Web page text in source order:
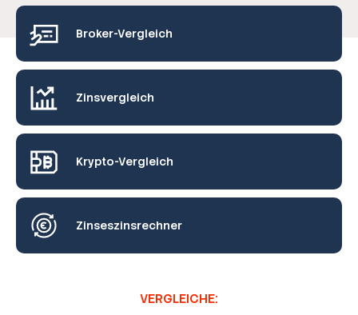
Broker-Vergleich
Zinsvergleich
Krypto-Vergleich
Zinseszinsrechner
VERGLEICHE: